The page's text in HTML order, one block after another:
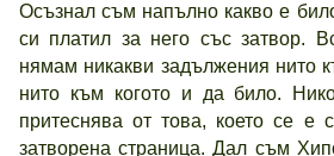
Осъзнал съм напълно какво е
си платил за него със затвор.
нямам никакви задължения нито
нито към когото и да било.
притеснява от това, което се е
затворена страница. Дал съм